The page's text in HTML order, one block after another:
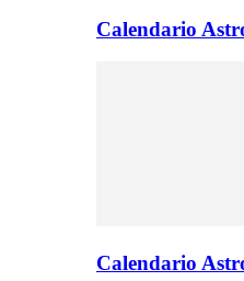
Calendario
Calendario